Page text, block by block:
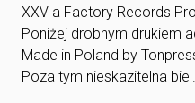
XXV a Factory Records
Poniżej drobnym drukiem
Made in Poland by
Poza tym nieskazitelna biel.